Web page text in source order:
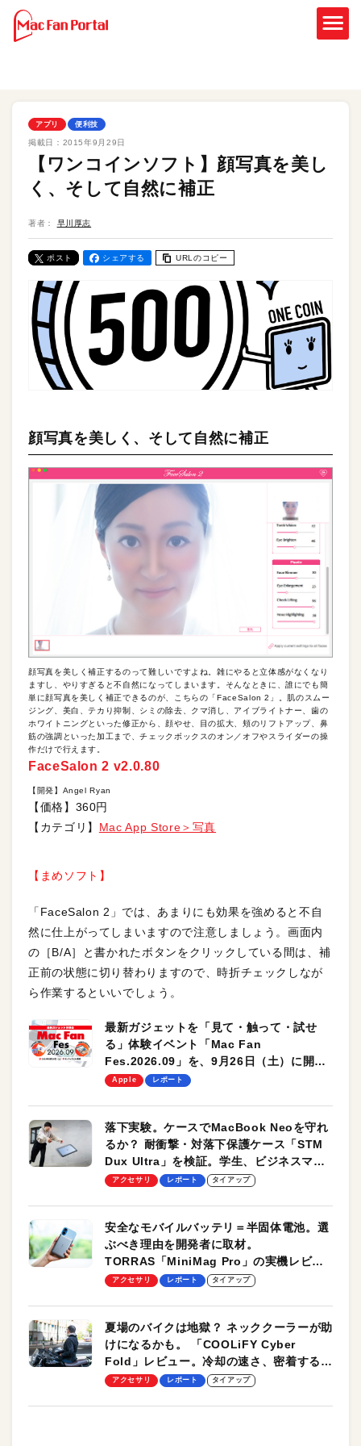
アプリ 便利技
掲載日： 2015年9月29日
【ワンコインソフト】顔写真を美し
く、そして自然に補正
著者： 早川厚志
ポスト シェアする URLのコピー
顔写真を美しく、そして自然に補正
顔写真を美しく補正するのって難しいですよね。雑にやると立体感がなくなり
ますし、やりすぎると不自然になってしまいます。そんなときに、誰にでも簡
単に顔写真を美しく補正できるのが、こちらの「FaceSalon 2」。肌のスムー
ジング、美白、テカり抑制、シミの除去、クマ消し、アイブライトナー、歯の
ホワイトニングといった修正から、顔やせ、目の拡大、頬のリフトアップ、鼻
筋の強調といった加工まで、チェックボックスのオン／オフやスライダーの操
作だけで行えます。
FaceSalon 2 v2.0.80
【開発】Angel Ryan
【価格】360円
【カテゴリ】 Mac App Store＞写真
【まめソフト】
「FaceSalon 2」では、あまりにも効果を強めると不自
然に仕上がってしまいますので注意しましょう。画面内
の［B/A］と書かれたボタンをクリックしている間は、補
正前の状態に切り替わりますので、時折チェックしなが
ら作業するといいでしょう。
最新ガジェットを「見て・触って・試せ
る」体験イベント「Mac Fan
Fes.2026.09」を、9月26日（土）に開催
します！
Apple レポート
落下実験。ケースでMacBook Neoを守れ
るか？ 耐衝撃・対落下保護ケース「STM
Dux Ultra」を検証。学生、ビジネスマン
のモバイルユースに最適！
アクセサリ レポート タイアップ
安全なモバイルバッテリ＝半固体電池。選
ぶべき理由を開発者に取材。
TORRAS「MiniMag Pro」の実機レビュ
ーも
アクセサリ レポート タイアップ
夏場のバイクは地獄？ ネッククーラーが助
けになるかも。 「COOLiFY Cyber
Fold」レビュー。冷却の速さ、密着する冷
却プレート、シンプルな操作性がグッド！
アクセサリ レポート タイアップ